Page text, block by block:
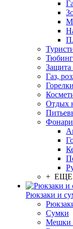
Защита
Газ,
Отдых
Фонари
+ ЕЩЕ
Рюкзаки и
Сумки
Мешки